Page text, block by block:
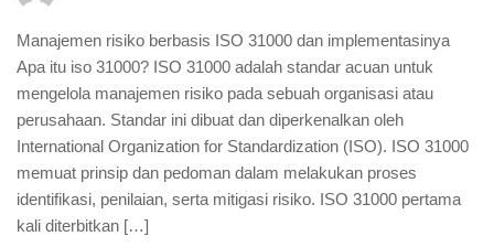
Manajemen risiko berbasis ISO 31000 dan implementasinya
Apa itu iso 31000? ISO 31000 adalah standar acuan untuk
mengelola manajemen risiko pada sebuah organisasi atau
perusahaan. Standar ini dibuat dan diperkenalkan oleh
International Organization for Standardization (ISO). ISO 31000
memuat prinsip dan pedoman dalam melakukan proses
identifikasi, penilaian, serta mitigasi risiko. ISO 31000 pertama
kali diterbitkan […]